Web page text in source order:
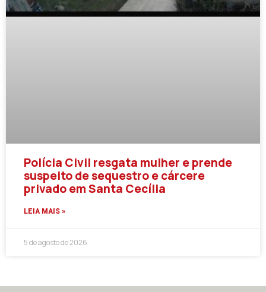
Polícia Civil resgata mulher e prende
suspeito de sequestro e cárcere
privado em Santa Cecília
LEIA MAIS »
5 de agosto de 2026